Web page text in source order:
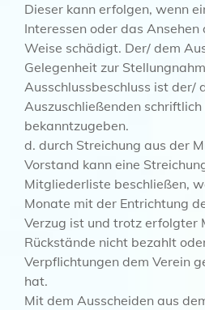
Dieser kann erfolgen, wenn
Interessen oder das
Weise schädigt. Der/ dem
Gelegenheit zur
Ausschlussbeschluss ist der/
Auszuschließenden
bekanntzugeben.
d. durch Streichung aus der
Vorstand kann eine
Mitgliederliste beschließen,
Monate mit der Entrichtung
Verzug ist und trotz erfolgter
Rückstände nicht bezahlt
Verpflichtungen dem Verein
hat.
Mit dem Ausscheiden aus